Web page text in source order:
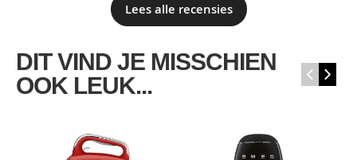
Lees alle recensies
DIT VIND JE MISSCHIEN
OOK LEUK...
‹ ›